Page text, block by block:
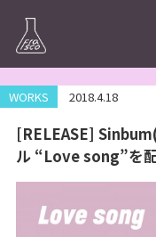
WORKS 2018.4.18
[RELEASE]
ル “Love song”を